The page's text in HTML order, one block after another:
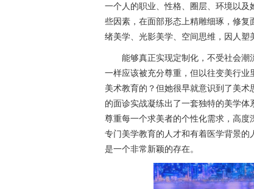
一个人的职业、性格、圈层、环境以
些因素，在面部形态上精雕细琢，修
绪美学、光影美学、空间思维，因人塑
能够真正实现定制化，不受社会
一样应该被充分尊重，但以往变美行
美术教育的？但她很早就意识到了美
的面诊实战凝练出了一套独特的美学
尊重每一个求美者的个性化需求，高
专门美学教育的人才和有着医学背景
是一个非常新颖的存在。